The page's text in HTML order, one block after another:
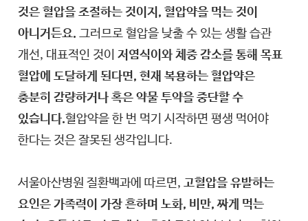
것은 혈압을 조절하는 것이지, 혈압약을 먹는 것이
아니거든요. 그러므로 혈압을 낮출 수 있는 생활 습관
개선, 대표적인 것이저염식이와 체중 감소를 통해 목표
혈압에 도달하게 된다면, 현재 복용하는 혈압약은
충분히 감량하거나 혹은 약물 투약을 중단할 수
있습니다.혈압약을 한 번 먹기 시작하면 평생 먹어야
한다는 것은 잘못된 생각입니다.
서울아산병원 질환백과에 따르면, 고혈압을 유발하는
요인은 가족력이 가장 흔하며 노화, 비만, 짜게 먹는